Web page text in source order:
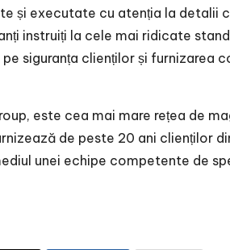
și executate cu atenția la detalii
instruiți la cele mai ridicate
siguranța clienților și furnizarea
este cea mai mare rețea de
de peste 20 ani clienților
unei echipe competente de